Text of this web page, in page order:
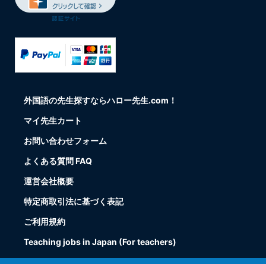
外国語の先生探すならハロー先生.com！
マイ先生カート
お問い合わせフォーム
よくある質問 FAQ
運営会社概要
特定商取引法に基づく表記
ご利用規約
Teaching jobs in Japan (For teachers)